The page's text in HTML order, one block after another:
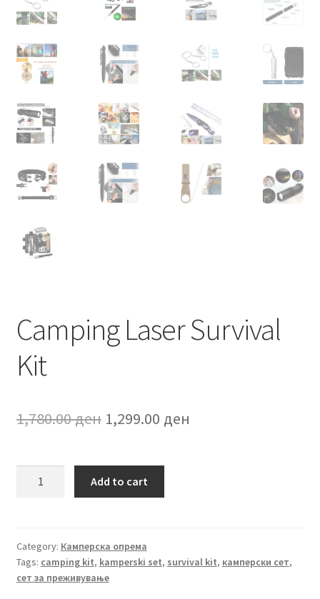
Camping Laser Survival
Kit
1,780.00ден Original
was:
1,780.00 ден.
1,299.00 ден
quantity
Add to cart
Category: Камперска опрема
Tags: camping kit, kamperski set, survival kit, камперски сет,
сет за преживување